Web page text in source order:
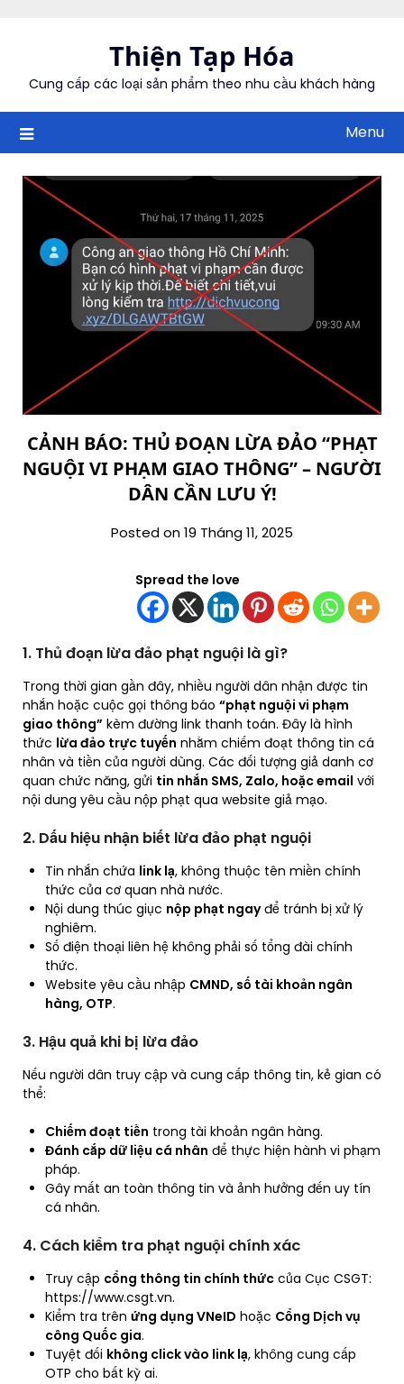
Thiện Tạp Hóa
Cung cấp các loại sản phẩm theo nhu cầu khách hàng
Menu
CẢNH BÁO: THỦ ĐOẠN LỪA ĐẢO “PHẠT
NGUỘI VI PHẠM GIAO THÔNG” – NGƯỜI
DÂN CẦN LƯU Ý!
Posted on 19 Tháng 11, 2025
Spread the love
1. Thủ đoạn lừa đảo phạt nguội là gì?
Trong thời gian gần đây, nhiều người dân nhận được tin
nhắn hoặc cuộc gọi thông báo “phạt nguội vi phạm
giao thông” kèm đường link thanh toán. Đây là hình
thức lừa đảo trực tuyến nhằm chiếm đoạt thông tin cá
nhân và tiền của người dùng. Các đối tượng giả danh cơ
quan chức năng, gửi tin nhắn SMS, Zalo, hoặc email với
nội dung yêu cầu nộp phạt qua website giả mạo.
2. Dấu hiệu nhận biết lừa đảo phạt nguội
Tin nhắn chứa link lạ, không thuộc tên miền chính
thức của cơ quan nhà nước.
Nội dung thúc giục nộp phạt ngayđể tránh bị xử lý
nghiêm.
Số điện thoại liên hệ không phải số tổng đài chính
thức.
Website yêu cầu nhập CMND, số tài khoản ngân
hàng, OTP.
3. Hậu quả khi bị lừa đảo
Nếu người dân truy cập và cung cấp thông tin, kẻ gian có
thể:
Chiếm đoạt tiền trong tài khoản ngân hàng.
Đánh cắp dữ liệu cá nhân để thực hiện hành vi phạm
pháp.
Gây mất an toàn thông tin và ảnh hưởng đến uy tín
cá nhân.
4. Cách kiểm tra phạt nguội chính xác
Truy cập cổng thông tin chính thức của Cục CSGT:
https://www.csgt.vn.
Kiểm tra trên ứng dụng VNeID hoặc Cổng Dịch vụ
công Quốc gia.
Tuyệt đối không click vào link lạ, không cung cấp
OTP cho bất kỳ ai.